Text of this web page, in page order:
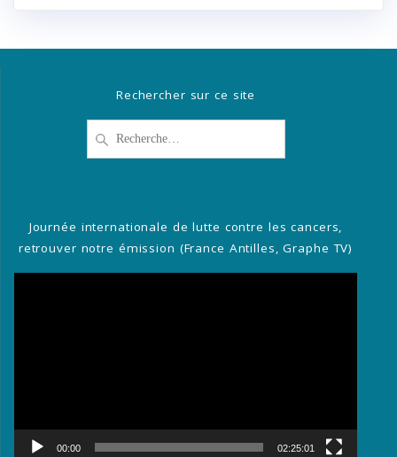
Rechercher sur ce site
pour
Journée internationale de lutte contre les cancers,
retrouver notre émission (France Antilles, Graphe TV)
00:00 02:25:01